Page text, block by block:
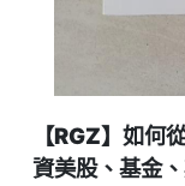
【RGZ】如何
資美股、基金